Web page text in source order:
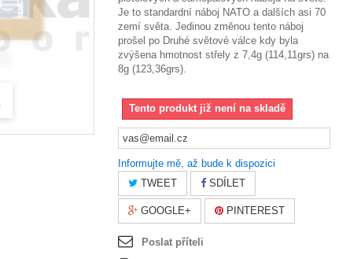
Je to standardní náboj NATO a dalších asi 70
zemí světa. Jedinou změnou tento náboj
prošel po Druhé světové válce kdy byla
zvýšena hmotnost střely z 7,4g (114,11grs) na
8g (123,36grs).
Tento produkt již není na skladě
Informujte mě, až bude k dispozici
TWEET
SDÍLET
GOOGLE+ PINTEREST
Poslat příteli